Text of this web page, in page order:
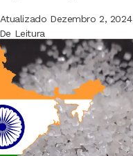
Atualizado Dezembro 2, 2024
Leitura